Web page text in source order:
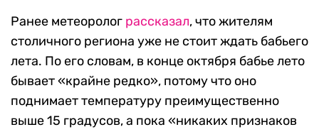
Ранее метеоролог рассказал, чтожителям
столичного региона уже не стоит ждать бабьего
лета. По его словам, в конце октября бабье лето
бывает «крайне редко», потому что оно
поднимает температуру преимущественно
выше 15 градусов, а пока «никаких признаков